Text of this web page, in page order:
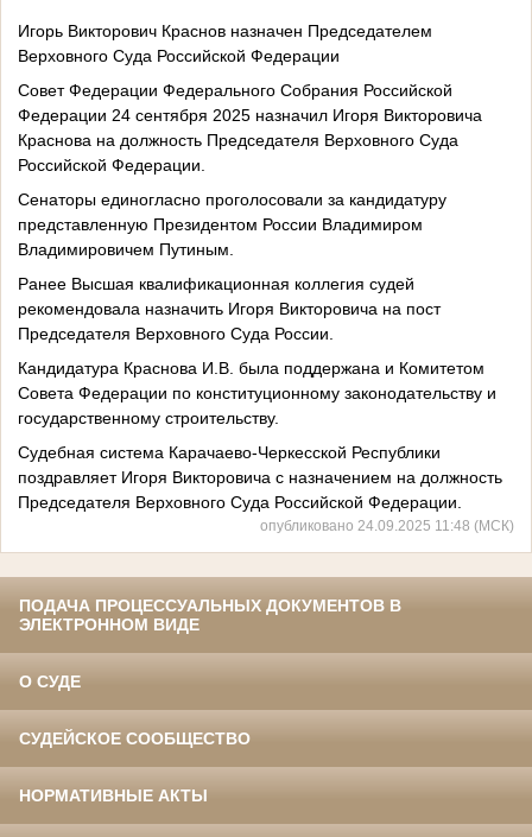
Игорь Викторович Краснов назначен Председателем
Верховного Суда Российской Федерации
Совет Федерации Федерального Собрания Российской
Федерации 24 сентября 2025 назначил Игоря Викторовича
Краснова на должность Председателя Верховного Суда
Российской Федерации.
Сенаторы единогласно проголосовали за кандидатуру
представленную Президентом России Владимиром
Владимировичем Путиным.
Ранее Высшая квалификационная коллегия судей
рекомендовала назначить Игоря Викторовича на пост
Председателя Верховного Суда России.
Кандидатура Краснова И.В. была поддержана и Комитетом
Совета Федерации по конституционному законодательству и
государственному строительству.
Судебная система Карачаево-Черкесской Республики
поздравляет Игоря Викторовича с назначением на должность
Председателя Верховного Суда Российской Федерации.
опубликовано 24.09.2025 11:48 (МСК)
ПОДАЧА ПРОЦЕССУАЛЬНЫХ ДОКУМЕНТОВ В
ЭЛЕКТРОННОМ ВИДЕ
О СУДЕ
СУДЕЙСКОЕ СООБЩЕСТВО
НОРМАТИВНЫЕ АКТЫ